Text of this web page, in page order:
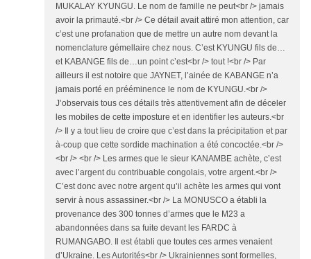
MUKALAY KYUNGU. Le nom de famille ne peut<br /> jamais
avoir la primauté.<br /> Ce détail avait attiré mon attention, car
c’est une profanation que de mettre un autre nom devant la
nomenclature gémellaire chez nous. C’est KYUNGU fils de…
et KABANGE fils de…un point c’est<br /> tout !<br /> Par
ailleurs il est notoire que JAYNET, l’ainée de KABANGE n’a
jamais porté en prééminence le nom de KYUNGU.<br />
J’observais tous ces détails très attentivement afin de déceler
les mobiles de cette imposture et en identifier les auteurs.<br
/> Il y a tout lieu de croire que c’est dans la précipitation et par
à-coup que cette sordide machination a été concoctée.<br />
<br /> <br /> Les armes que le sieur KANAMBE achète, c’est
avec l’argent du contribuable congolais, votre argent.<br />
C’est donc avec notre argent qu’il achète les armes qui vont
servir à nous assassiner.<br /> La MONUSCO a établi la
provenance des 300 tonnes d’armes que le M23 a
abandonnées dans sa fuite devant les FARDC à
RUMANGABO. Il est établi que toutes ces armes venaient
d’Ukraine. Les Autorités<br /> Ukrainiennes sont formelles,